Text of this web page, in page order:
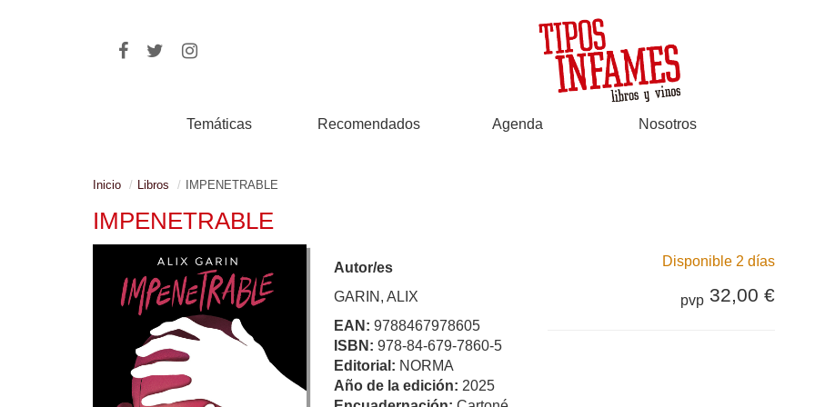
Temáticas Recomendados Agenda Nosotros
Inicio Libros IMPENETRABLE
IMPENETRABLE
Autor/es
GARIN, ALIX
EAN: 9788467978605
ISBN: 978-84-679-7860-5
Editorial: NORMA
Año de la edición: 2025
Disponible 2 días
pvp 32,00 €